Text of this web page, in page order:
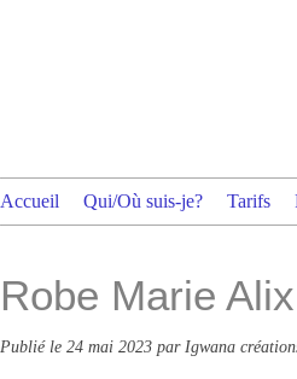
Accueil Qui/Où suis-je? Tarifs
Robe Marie
Publié le 24 mai 2023 par Igwana